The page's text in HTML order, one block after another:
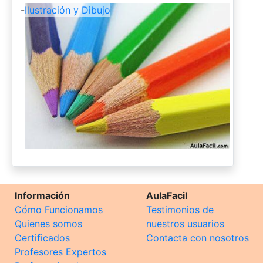
-Ilustración y Dibujo
Información
Cómo Funcionamos
Quienes somos
Certificados
Profesores Expertos
AulaFacil
Testimonios de
nuestros usuarios
Contacta con nosotros